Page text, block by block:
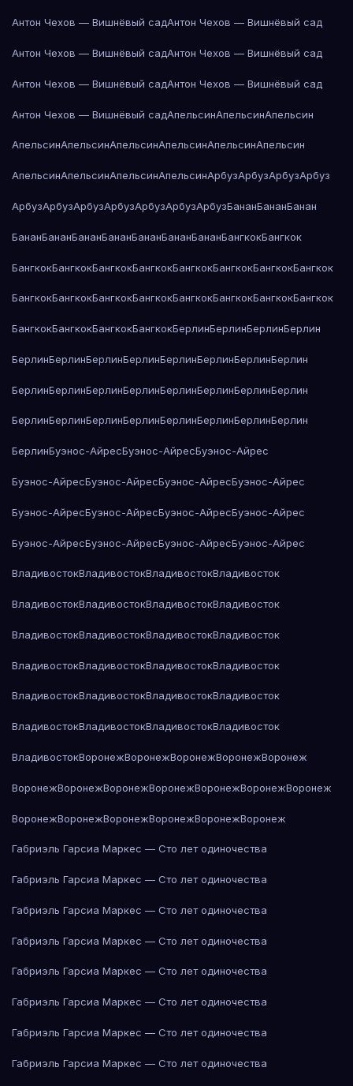
Антон Чехов — Вишнёвый садАнтон Чехов — Вишнёвый сад
Антон Чехов — Вишнёвый садАнтон Чехов — Вишнёвый сад
Антон Чехов — Вишнёвый садАнтон Чехов — Вишнёвый сад
Антон Чехов — Вишнёвый садАпельсинАпельсинАпельсин
АпельсинАпельсинАпельсинАпельсинАпельсинАпельсин
АпельсинАпельсинАпельсинАпельсинАрбузАрбузАрбузАрбуз
АрбузАрбузАрбузАрбузАрбузАрбузАрбузБананБананБанан
БананБананБананБананБананБананБананБангкокБангкок
БангкокБангкокБангкокБангкокБангкокБангкокБангкокБангкок
БангкокБангкокБангкокБангкокБангкокБангкокБангкокБангкок
БангкокБангкокБангкокБангкокБерлинБерлинБерлинБерлин
БерлинБерлинБерлинБерлинБерлинБерлинБерлинБерлин
БерлинБерлинБерлинБерлинБерлинБерлинБерлинБерлин
БерлинБерлинБерлинБерлинБерлинБерлинБерлинБерлин
БерлинБуэнос-АйресБуэнос-АйресБуэнос-Айрес
Буэнос-АйресБуэнос-АйресБуэнос-АйресБуэнос-Айрес
Буэнос-АйресБуэнос-АйресБуэнос-АйресБуэнос-Айрес
Буэнос-АйресБуэнос-АйресБуэнос-АйресБуэнос-Айрес
ВладивостокВладивостокВладивостокВладивосток
ВладивостокВладивостокВладивостокВладивосток
ВладивостокВладивостокВладивостокВладивосток
ВладивостокВладивостокВладивостокВладивосток
ВладивостокВладивостокВладивостокВладивосток
ВладивостокВладивостокВладивостокВладивосток
ВладивостокВоронежВоронежВоронежВоронежВоронеж
ВоронежВоронежВоронежВоронежВоронежВоронежВоронеж
ВоронежВоронежВоронежВоронежВоронежВоронеж
Габриэль Гарсиа Маркес — Сто лет одиночества
Габриэль Гарсиа Маркес — Сто лет одиночества
Габриэль Гарсиа Маркес — Сто лет одиночества
Габриэль Гарсиа Маркес — Сто лет одиночества
Габриэль Гарсиа Маркес — Сто лет одиночества
Габриэль Гарсиа Маркес — Сто лет одиночества
Габриэль Гарсиа Маркес — Сто лет одиночества
Габриэль Гарсиа Маркес — Сто лет одиночества